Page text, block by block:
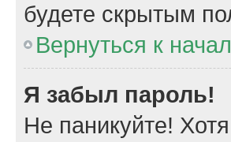
будете скрытым
Вернуться к
Я забыл пароль!
Не паникуйте!